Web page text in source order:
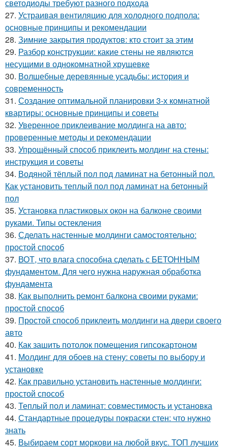
светодиоды требуют разного подхода
27. Устраивая вентиляцию для холодного подпола:
основные принципы и рекомендации
28. Зимние закрытия продуктов: кто стоит за этим
29. Разбор конструкции: какие стены не являются
несущими в однокомнатной хрущевке
30. Волшебные деревянные усадьбы: история и
современность
31. Создание оптимальной планировки 3-х комнатной
квартиры: основные принципы и советы
32. Уверенное приклеивание молдинга на авто:
проверенные методы и рекомендации
33. Упрощённый способ приклеить молдинг на стены:
инструкция и советы
34. Водяной тёплый пол под ламинат на бетонный пол.
Как установить теплый пол под ламинат на бетонный
пол
35. Установка пластиковых окон на балконе своими
руками. Типы остекления
36. Сделать настенные молдинги самостоятельно:
простой способ
37. ВОТ, что влага способна сделать с БЕТОННЫМ
фундаментом. Для чего нужна наружная обработка
фундамента
38. Как выполнить ремонт балкона своими руками:
простой способ
39. Простой способ приклеить молдинги на двери своего
авто
40. Как зашить потолок помещения гипсокартоном
41. Молдинг для обоев на стену: советы по выбору и
установке
42. Как правильно установить настенные молдинги:
простой способ
43. Теплый пол и ламинат: совместимость и установка
44. Стандартные процедуры покраски стен: что нужно
знать
45. Выбираем сорт моркови на любой вкус. ТОП лучших